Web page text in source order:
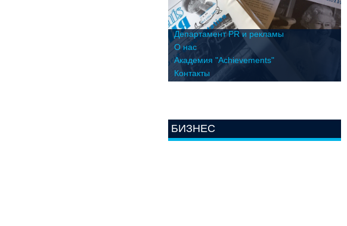
Департамент PR и рекламы
О нас
Академия "Achievements"
Контакты
БИЗНЕС